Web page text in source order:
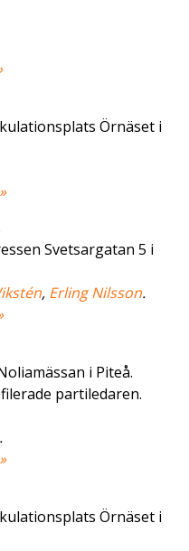
Örnäset i
Svetsargatan 5 i
, Erling Nilsson.
i Piteå.
partiledaren.
.
Örnäset i